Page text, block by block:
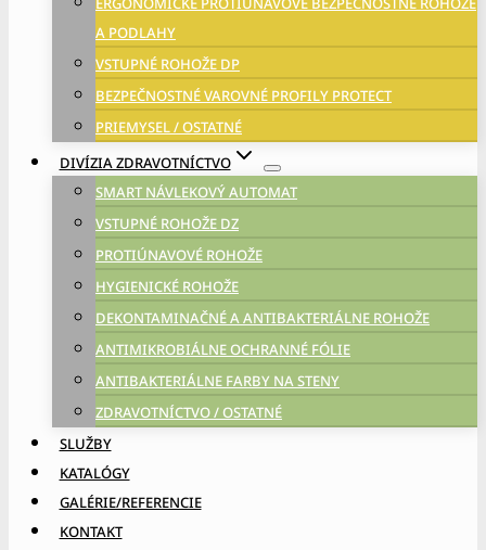
A PODLAHY
VSTUPNÉ ROHOŽE DP
BEZPEČNOSTNÉ VAROVNÉ PROFILY PROTECT
PRIEMYSEL / OSTATNÉ
DIVÍZIA ZDRAVOTNÍCTVO
SMART NÁVLEKOVÝ AUTOMAT
VSTUPNÉ ROHOŽE DZ
PROTIÚNAVOVÉ ROHOŽE
HYGIENICKÉ ROHOŽE
DEKONTAMINAČNÉ A ANTIBAKTERIÁLNE ROHOŽE
ANTIMIKROBIÁLNE OCHRANNÉ FÓLIE
ANTIBAKTERIÁLNE FARBY NA STENY
ZDRAVOTNÍCTVO / OSTATNÉ
SLUŽBY
KATALÓGY
GALÉRIE/REFERENCIE
KONTAKT